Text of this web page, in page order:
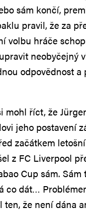
sám končí,
pravil, že za
volbu hráče
neobyčejný
odpovědnost a
mohl říct, že
jeho postavení
začátkem
z FC Liverpool
Cup sám.
co dát…
ten, že není dána